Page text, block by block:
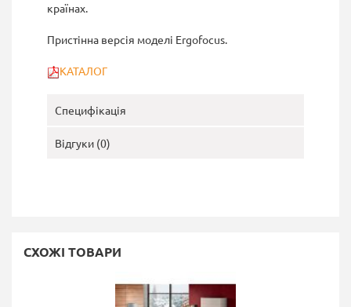
країнах.
Пристінна версія моделі Ergofocus.
КАТАЛОГ
Специфікація
Відгуки (0)
СХОЖІ ТОВАРИ